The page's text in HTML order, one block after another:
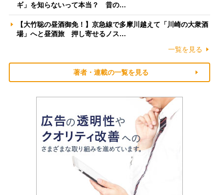
ギ」を知らないって本当？ 昔の…
【大竹聡の昼酒御免！】京急線で多摩川越えて「川崎の大衆酒
場」へと昼酒旅 押し寄せるノス…
一覧を見る
著者・連載の一覧を見る